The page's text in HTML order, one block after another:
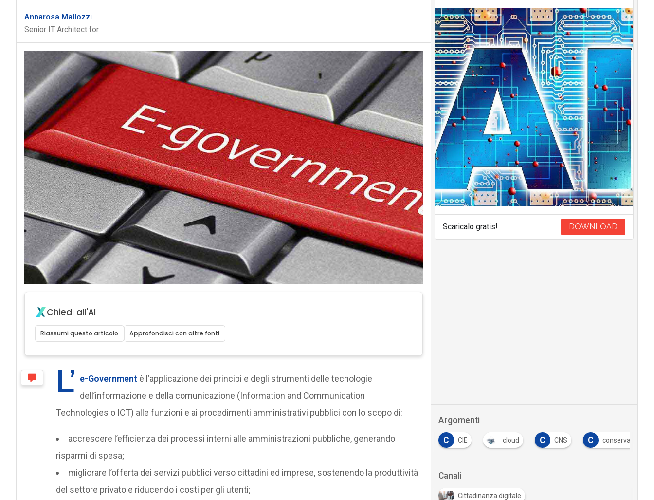
Annarosa Mallozzi
Senior IT Architect for
Chiedi all'AI
Riassumi questo articolo Approfondisci con altre fonti
L’ e-Government è l’applicazione dei principi e degli strumenti delle tecnologie
dell’informazione e della comunicazione (Information and Communication
Technologies o ICT) alle funzioni e ai procedimenti amministrativi pubblici con lo scopo di:
accrescere l’efficienza dei processi interni alle amministrazioni pubbliche, generando
risparmi di spesa;
migliorare l’offerta dei servizi pubblici verso cittadini ed imprese, sostenendo la produttività
del settore privato e riducendo i costi per gli utenti;
Scaricalo gratis! DOWNLOAD
Argomenti
Agid Agenzia per l'Italia Digitale C CIE cloud C CNS C conservazione
Canali
Cittadinanza digitale